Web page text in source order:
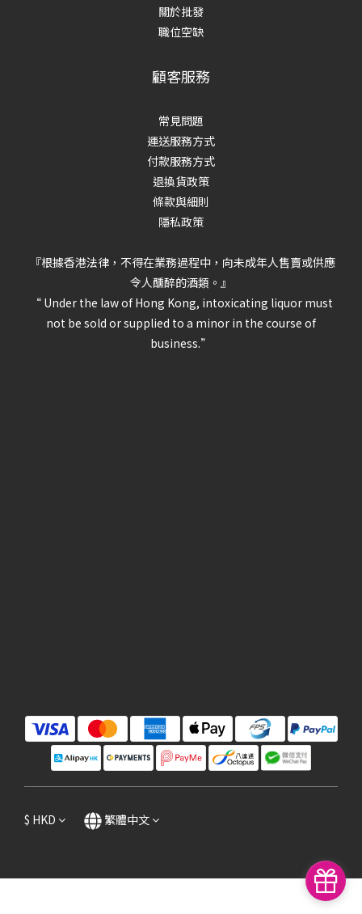
關於批發
職位空缺
顧客服務
常見問題
運送服務方式
付款服務方式
退換貨政策
條款與細則
隱私政策
『根據香港法律，不得在業務過程中，向未成年人售賣或供應
令人醺醉的酒類。』
“ Under the law of Hong Kong, intoxicating liquor must
not be sold or supplied to a minor in the course of
business.”
$ HKD 繁體中文